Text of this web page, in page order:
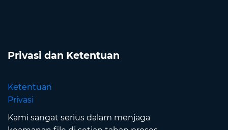
Privasi dan Ketentuan
Ketentuan
Privasi
Kami sangat serius dalam menjaga